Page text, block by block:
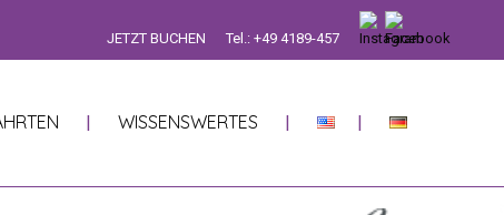
JETZT BUCHEN Tel.: +49 4189-457
WISSENSWERTES